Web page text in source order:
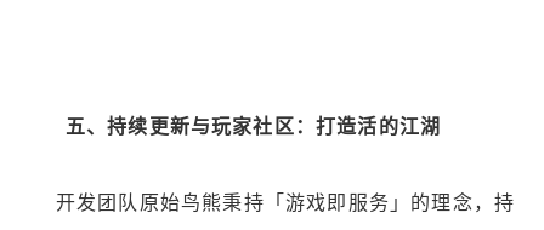
五、持续更新与玩家社区：打造活的江湖
开发团队原始鸟熊秉持「游戏即服务」的理念，持